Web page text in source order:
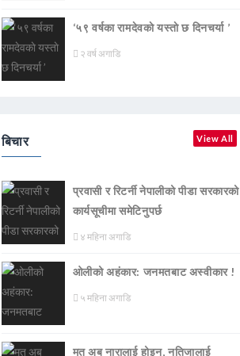
‘५९ वर्षका रामदेवकाे यस्ताे छ दिनचर्या ’
२ वर्ष अगाडि
बिचार View All
प्रवासी र रिटर्नी नेपालीको पीडा सरकारको
कार्यसूचीमा समेटिनुपर्छ
४ महिना अगाडि
ओलीको अहंकार: जनमतबाट अस्वीकार !
५ महिना अगाडि
मत अब नारालाई होइन, नतिजालाई